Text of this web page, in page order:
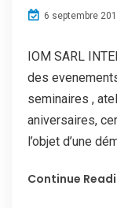
6 septembre
IOM SARL
des
seminaires ,
aniversaires,
l’objet d’une
Continue